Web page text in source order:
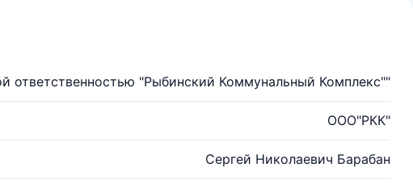
ответственностью "Рыбинский Коммунальный Комплекс""
ООО"РКК"
Сергей Николаевич Барабан